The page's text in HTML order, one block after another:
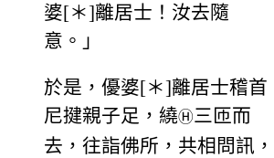
婆[＊]離居士！汝去隨
意。」
於是，優婆[＊]離居士稽首
尼揵親子足，繞Ⓗ三匝而
去，往詣佛所，共相問訊，